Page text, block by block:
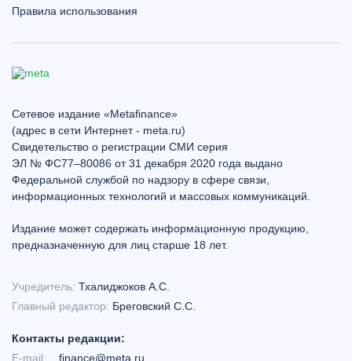
Правила использования
Сетевое издание «Metafinance»
(адрес в сети Интернет - meta.ru)
Свидетельство о регистрации СМИ серия
ЭЛ № ФС77–80086 от 31 декабря 2020 года выдано
Федеральной службой по надзору в сфере связи,
информационных технологий и массовых коммуникаций.
Издание может содержать информационную продукцию,
предназначенную для лиц старше 18 лет.
Учредитель: Тхалиджоков А.С.
Главный редактор: Бреговский С.С.
Контакты редакции:
E-mail:
finance@meta.ru